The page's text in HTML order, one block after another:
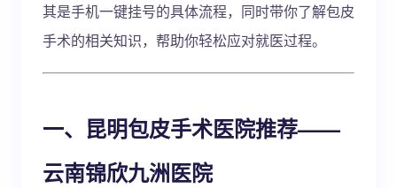
其是手机一键挂号的具体流程，同时带你了解包皮
手术的相关知识，帮助你轻松应对就医过程。
一、昆明包皮手术医院推荐——
云南锦欣九洲医院